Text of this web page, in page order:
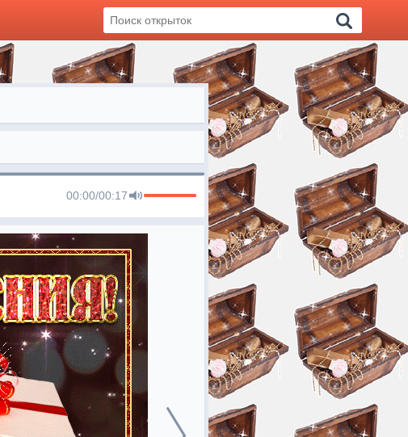
00:00/00:17